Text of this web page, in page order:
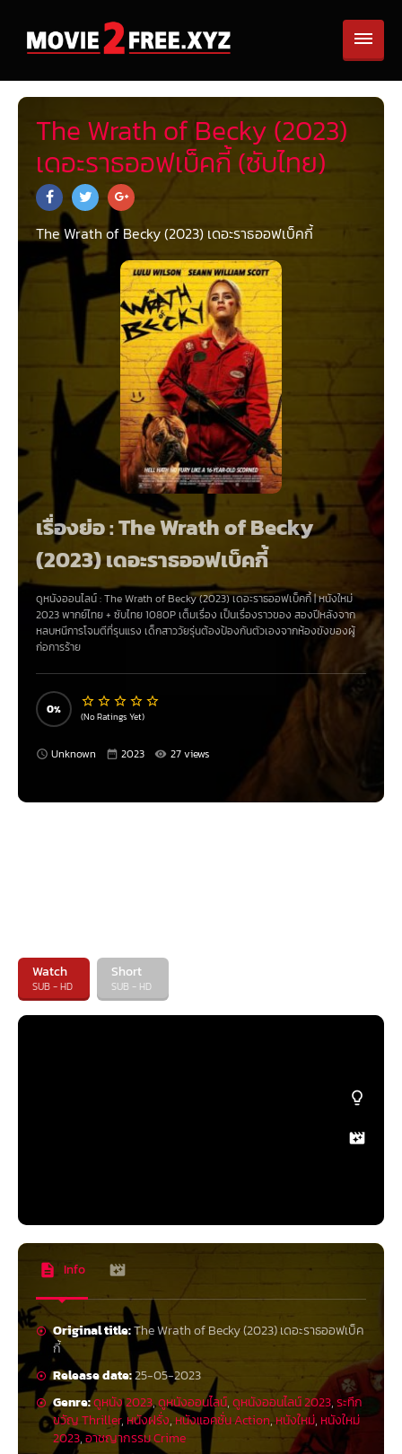
The Wrath of Becky (2023)
เดอะราธออฟเบ็คกี้ (ซับไทย)
The Wrath of Becky (2023) เดอะราธออฟเบ็คกี้
เรื่องย่อ : The Wrath of Becky
(2023) เดอะราธออฟเบ็คกี้
ดูหนังออนไลน์ :The Wrath of Becky (2023) เดอะราธออฟเบ็คกี้|หนังใหม่
2023พากย์ไทย + ซับไทย 1080P เต็มเรื่อง เป็นเรื่องราวของ สองปีหลังจาก
หลบหนีการโจมตีที่รุนแรง เด็กสาววัยรุ่นต้องป้องกันตัวเองจากห้องขังของผู้
ก่อการร้าย
0 (No Ratings Yet)
Unknown 2023 27 views
Watch
SUB - HD
Short
SUB - HD
Info
Original title:The Wrath of Becky (2023) เดอะราธออฟเบ็ค
กี้
Release date:25-05-2023
Genre:ดูหนัง 2023,ดูหนังออนไลน์,ดูหนังออนไลน์ 2023,ระทึก
ขวัญ Thriller,หนังฝรั่ง, หนังแอคชั่น Action,หนังใหม่, หนังใหม่
2023,อาชญากรรม Crime